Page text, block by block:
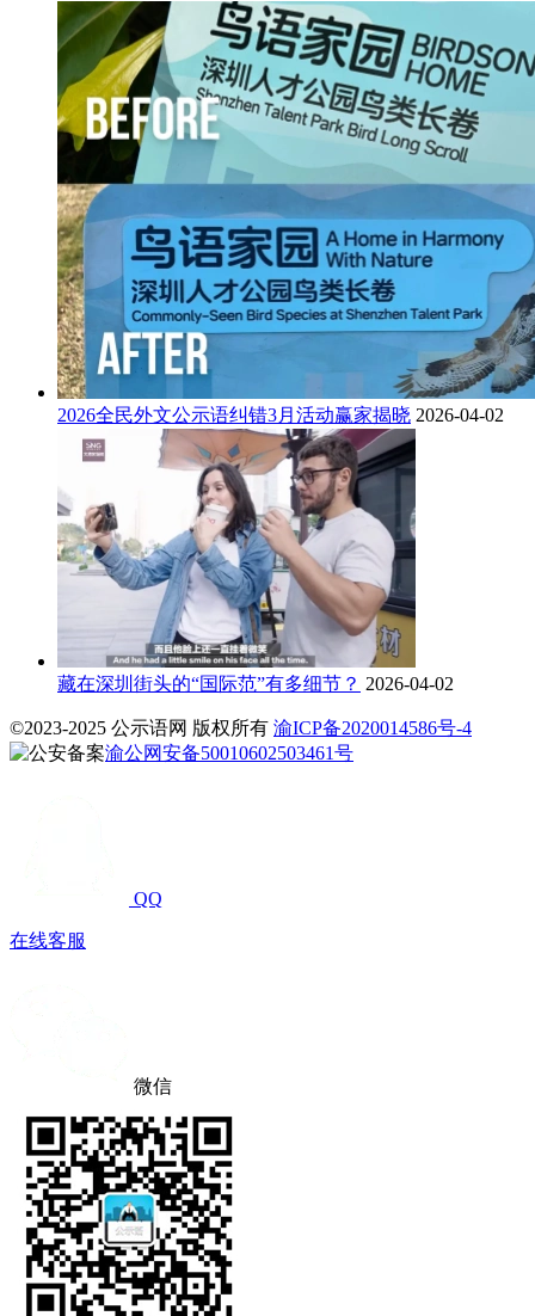
2026全民外文公示语纠错3月活动赢家揭晓 2026-04-02
藏在深圳街头的“国际范”有多细节？ 2026-04-02
©2023-2025 公示语网 版权所有 渝ICP备2020014586号-4
渝公网安备50010602503461号
QQ
在线客服
微信